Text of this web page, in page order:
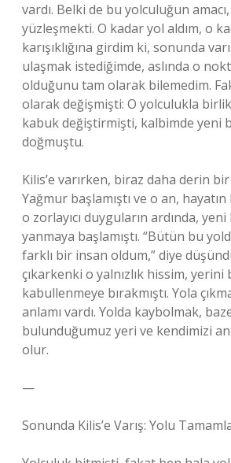
vardı. Belki de bu yolculuğun
yüzleşmekti. O kadar yol aldım, o
karışıklığına girdim ki, sonunda
ulaşmak istediğimde, aslında o
olduğunu tam olarak bilemedim.
olarak değişmişti: O yolculukla
kabuk değiştirmişti, kalbimde yeni
doğmuştu.
Kilis’e varırken, biraz daha derin bir
Yağmur başlamıştı ve o an,
o zorlayıcı duyguların ardında, yeni
yanmaya başlamıştı. “Bütün bu
farklı bir insan oldum,” diye
çıkarkenki o yalnızlık hissim,
kabullenmeye bırakmıştı. Yola
anlamı vardı. Yolda kaybolmak,
bulunduğumuz yeri ve kendimizi
olur.
—
Sonunda Kilis’e Varış: Yolu